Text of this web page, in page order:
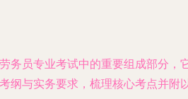
务员专业考试中的重要组成部分
纲与实务要求，梳理核心考点并附